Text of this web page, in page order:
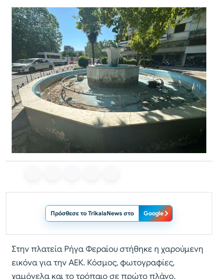
Πρόσθεσε το TrikalaNews στο Google
Στην πλατεία Ρήγα Φεραίου στήθηκε η χαρούμενη
εικόνα για την ΑΕΚ. Κόσμος, φωτογραφίες,
χαμόγελα και το τρόπαιο σε πρώτο πλάνο.